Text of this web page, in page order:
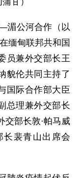
公河合作（以
缅甸联邦共和国
员兼外交部长王
貌伦共同主持了
国际合作部大臣
总理兼外交部长
交部长敦·帕马威
裴青山出席会